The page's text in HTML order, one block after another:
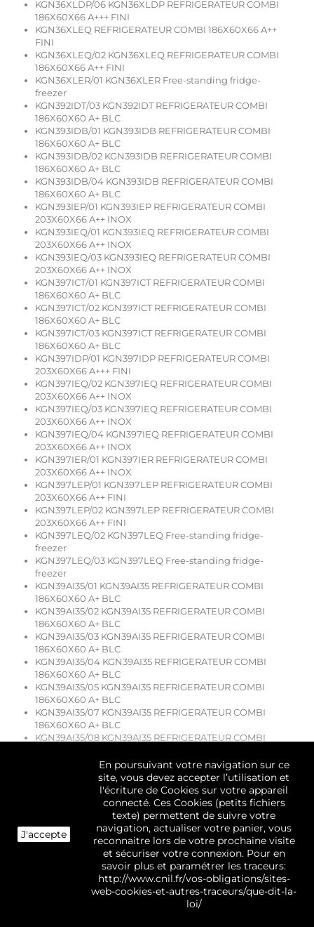
KGN36XLDP/06 KGN36XLDP REFRIGERATEUR COMBI
186X60X66 A+++ FINI
KGN36XLEQ REFRIGERATEUR COMBI 186X60X66 A++
FINI
KGN36XLEQ/02 KGN36XLEQ REFRIGERATEUR COMBI
186X60X66 A++ FINI
KGN36XLER/01 KGN36XLER Free-standing fridge-
freezer
KGN392IDT/03 KGN392IDT REFRIGERATEUR COMBI
186X60X60 A+ BLC
KGN393IDB/01 KGN393IDB REFRIGERATEUR COMBI
186X60X60 A+ BLC
KGN393IDB/02 KGN393IDB REFRIGERATEUR COMBI
186X60X60 A+ BLC
KGN393IDB/04 KGN393IDB REFRIGERATEUR COMBI
186X60X60 A+ BLC
KGN393IEP/01 KGN393IEP REFRIGERATEUR COMBI
203X60X66 A++ INOX
KGN393IEQ/01 KGN393IEQ REFRIGERATEUR COMBI
203X60X66 A++ INOX
KGN393IEQ/03 KGN393IEQ REFRIGERATEUR COMBI
203X60X66 A++ INOX
KGN397ICT/01 KGN397ICT REFRIGERATEUR COMBI
186X60X60 A+ BLC
KGN397ICT/02 KGN397ICT REFRIGERATEUR COMBI
186X60X60 A+ BLC
KGN397ICT/03 KGN397ICT REFRIGERATEUR COMBI
186X60X60 A+ BLC
KGN397IDP/01 KGN397IDP REFRIGERATEUR COMBI
203X60X66 A+++ FINI
KGN397IEQ/02 KGN397IEQ REFRIGERATEUR COMBI
203X60X66 A++ INOX
KGN397IEQ/03 KGN397IEQ REFRIGERATEUR COMBI
203X60X66 A++ INOX
KGN397IEQ/04 KGN397IEQ REFRIGERATEUR COMBI
203X60X66 A++ INOX
KGN397IER/01 KGN397IER REFRIGERATEUR COMBI
203X60X66 A++ INOX
KGN397LEP/01 KGN397LEP REFRIGERATEUR COMBI
203X60X66 A++ FINI
KGN397LEP/02 KGN397LEP REFRIGERATEUR COMBI
203X60X66 A++ FINI
KGN397LEQ/02 KGN397LEQ Free-standing fridge-
freezer
KGN397LEQ/03 KGN397LEQ Free-standing fridge-
freezer
KGN39AI35/01 KGN39AI35 REFRIGERATEUR COMBI
186X60X60 A+ BLC
KGN39AI35/02 KGN39AI35 REFRIGERATEUR COMBI
186X60X60 A+ BLC
KGN39AI35/03 KGN39AI35 REFRIGERATEUR COMBI
186X60X60 A+ BLC
KGN39AI35/04 KGN39AI35 REFRIGERATEUR COMBI
186X60X60 A+ BLC
KGN39AI35/05 KGN39AI35 REFRIGERATEUR COMBI
186X60X60 A+ BLC
KGN39AI35/07 KGN39AI35 REFRIGERATEUR COMBI
186X60X60 A+ BLC
KGN39AI35/08 KGN39AI35 REFRIGERATEUR COMBI
KGN39AI35/09 KGN39AI35 REFRIGERATEUR COMBI
186X60X60 A+ BLC
KGN39AI35/10 KGN39AI35 REFRIGERATEUR COMBI
186X60X60 A+ BLC
KGN39AI35 REFRIGERATEUR COMBI 186X60X60 A+ BLC
KGN39AI36/01 KGN39AI36 REFRIGERATEUR COMBI
186X60X60 A+ BLC
KGN39AI3P/01 KGN39AI3P REFRIGERATEUR COMBI
186X60X60 A+ BLC
KGN39AI3P/03 KGN39AI3P REFRIGERATEUR COMBI
186X60X60 A+ BLC
KGN39AI3P/05 KGN39AI3P REFRIGERATEUR COMBI
J'accepte
En poursuivant votre navigation sur ce
site, vous devez accepter l’utilisation et
l'écriture de Cookies sur votre appareil
connecté. Ces Cookies (petits fichiers
texte) permettent de suivre votre
navigation, actualiser votre panier, vous
reconnaitre lors de votre prochaine visite
et sécuriser votre connexion. Pour en
savoir plus et paramétrer les traceurs:
http://www.cnil.fr/vos-obligations/sites-
web-cookies-et-autres-traceurs/que-dit-la-
loi/